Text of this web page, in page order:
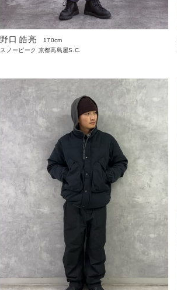
野口 皓亮
170cm
スノーピーク 京都高島屋S.C.